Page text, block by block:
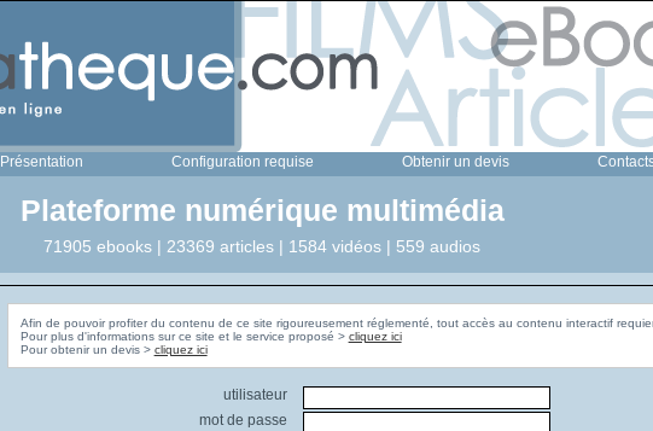
Présentation Configuration requise Obtenir un devis
Plateforme numérique multimédia
71905 ebooks | 23369 articles | 1584 vidéos | 559 audios
Afin de pouvoir profiter du contenu de ce site rigoureusement réglementé, tout accès au contenu interactif
Pour plus d'informations sur ce site et le service proposé > cliquez ici
Pour obtenir un devis > cliquez ici
utilisateur
mot de passe